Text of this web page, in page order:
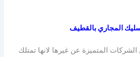
المجاري بالقطيف
الشركات المتميزة عن غيرها لانها تمتلك